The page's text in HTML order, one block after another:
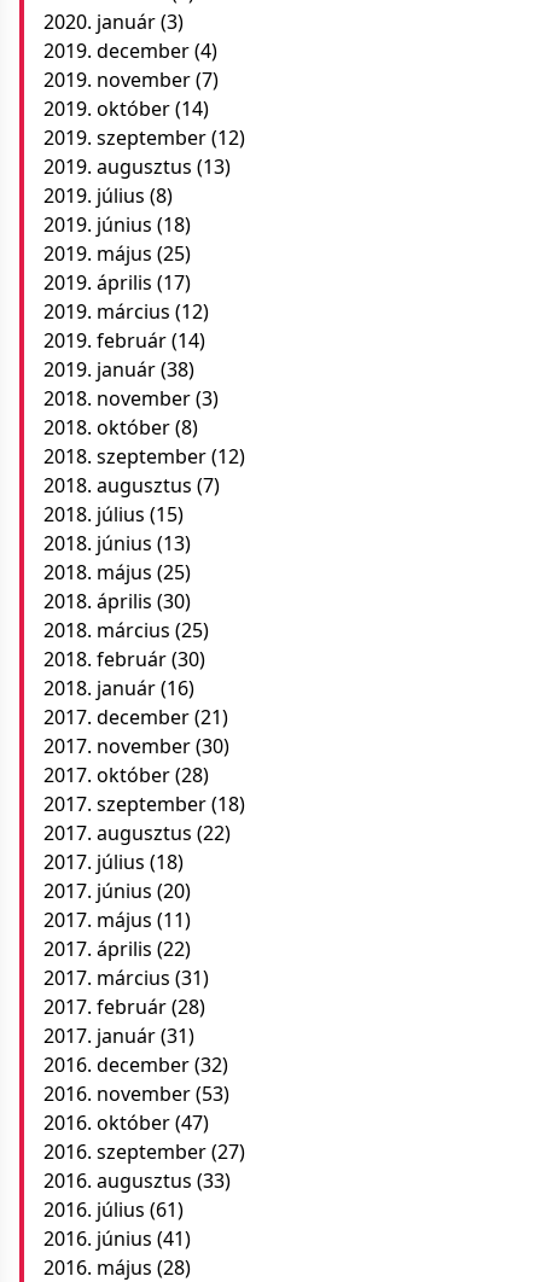
2020. január(3)
2019. december(4)
2019. november(7)
2019. október(14)
2019. szeptember(12)
2019. augusztus (13)
2019. július (8)
2019. június (18)
2019. május (25)
2019. április (17)
2019. március (12)
2019. február(14)
2019. január(38)
2018. november(3)
2018. október(8)
2018. szeptember(12)
2018. augusztus (7)
2018. július (15)
2018. június (13)
2018. május (25)
2018. április (30)
2018. március (25)
2018. február(30)
2018. január(16)
2017. december(21)
2017. november(30)
2017. október(28)
2017. szeptember(18)
2017. augusztus (22)
2017. július (18)
2017. június (20)
2017. május (11)
2017. április (22)
2017. március (31)
2017. február(28)
2017. január(31)
2016. december(32)
2016. november(53)
2016. október(47)
2016. szeptember(27)
2016. augusztus (33)
2016. július (61)
2016. június (41)
2016. május (28)